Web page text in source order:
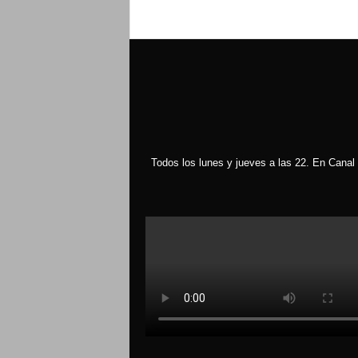
Todos los lunes y jueves a las 22. En